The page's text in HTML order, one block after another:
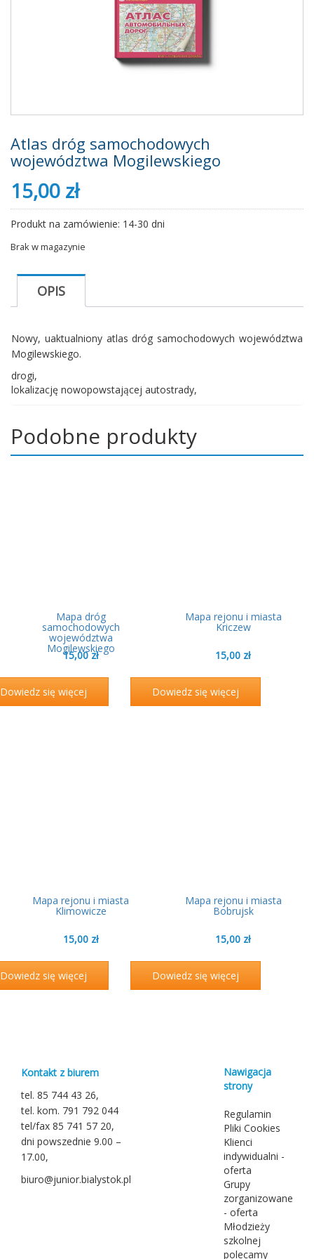
Atlas dróg samochodowych
województwa Mogilewskiego
15,00 zł
Produkt na zamówienie: 14-30 dni
Brak w magazynie
OPIS
Nowy, uaktualniony atlas dróg samochodowych województwa
Mogilewskiego.
drogi,
lokalizację nowopowstającej autostrady,
Podobne produkty
Mapa dróg
samochodowych
województwa
Mogilewskiego
15,00zł
Dowiedz się więcej
Mapa rejonu i miasta
Kriczew
15,00 zł
Dowiedz się więcej
Mapa rejonu i miasta
Klimowicze
15,00 zł
Dowiedz się więcej
Mapa rejonu i miasta
Bobrujsk
15,00 zł
Dowiedz się więcej
Kontakt z biurem
tel. 85 744 43 26,
tel. kom. 791 792 044
tel/fax 85 741 57 20,
dni powszednie 9.00 –
17.00,
biuro@junior.bialystok.pl
Nawigacja
strony
Regulamin
Pliki Cookies
Klienci
indywidualni -
oferta
Grupy
zorganizowane
- oferta
Młodzieży
szkolnej
polecamy